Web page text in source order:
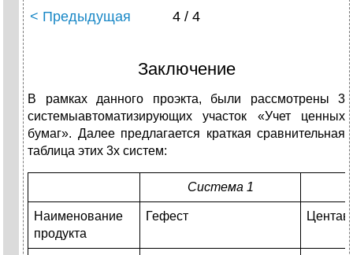
< Предыдущая 4 / 4
Заключение
В рамках данного проэкта, были рассмотрены 3
системыавтоматизирующих участок «Учет ценных
бумаг». Далее предлагается краткая сравнительная
таблица этих 3х систем:
Система 1
Наименование
продукта
Гефест